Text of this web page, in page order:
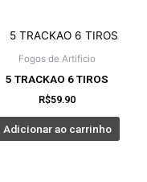
Fogos de Artificio
5 TRACKAO 6 TIROS
R$59.90
Adicionar ao carrinho